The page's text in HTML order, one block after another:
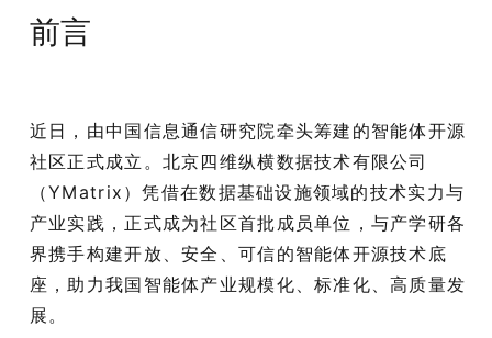
前言
近日，由中国信息通信研究院牵头筹建的智能体开源
社区正式成立。北京四维纵横数据技术有限公司
（YMatrix）凭借在数据基础设施领域的技术实力与
产业实践，正式成为社区首批成员单位，与产学研各
界携手构建开放、安全、可信的智能体开源技术底
座，助力我国智能体产业规模化、标准化、高质量发
展。